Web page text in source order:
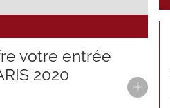
votre entrée
2020